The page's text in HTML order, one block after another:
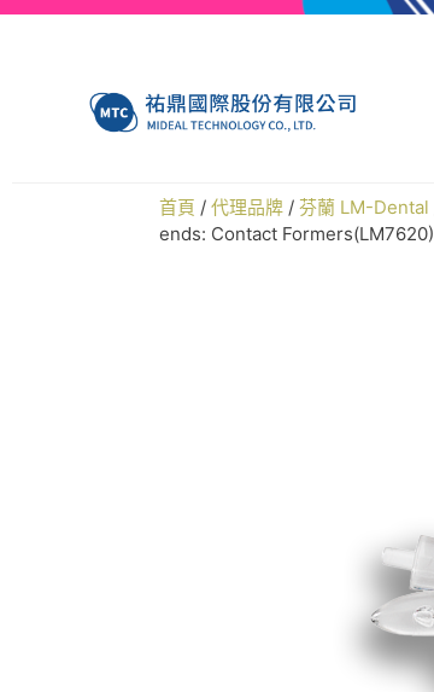
首頁 / 代理品牌 / 芬蘭 LM-Dental
ends: Contact Formers(LM7620)